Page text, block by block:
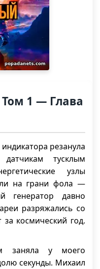
1 — Глава
резанула
тусклым
узлы
на грани фола —
генератор давно
разряжались со
космический год.
заняла у моего
секунды. Михаил